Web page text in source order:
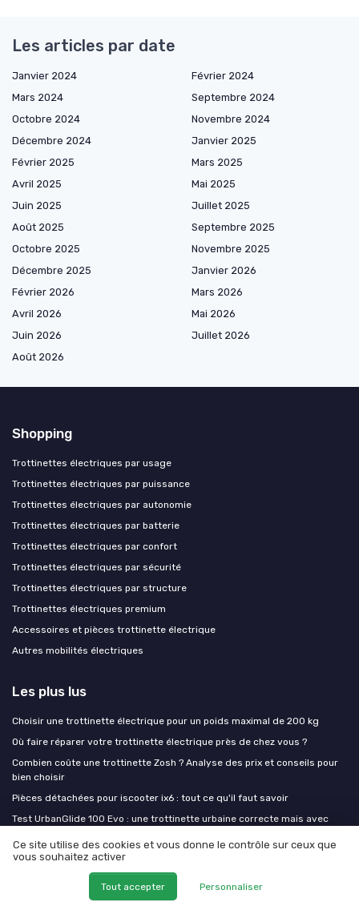
Les articles par date
Janvier 2024
Février 2024
Mars 2024
Septembre 2024
Octobre 2024
Novembre 2024
Décembre 2024
Janvier 2025
Février 2025
Mars 2025
Avril 2025
Mai 2025
Juin 2025
Juillet 2025
Août 2025
Septembre 2025
Octobre 2025
Novembre 2025
Décembre 2025
Janvier 2026
Février 2026
Mars 2026
Avril 2026
Mai 2026
Juin 2026
Juillet 2026
Août 2026
Shopping
Trottinettes électriques par usage
Trottinettes électriques par puissance
Trottinettes électriques par autonomie
Trottinettes électriques par batterie
Trottinettes électriques par confort
Trottinettes électriques par sécurité
Trottinettes électriques par structure
Trottinettes électriques premium
Accessoires et pièces trottinette électrique
Autres mobilités électriques
Les plus lus
Choisir une trottinette électrique pour un poids maximal de 200 kg
Où faire réparer votre trottinette électrique près de chez vous ?
Combien coûte une trottinette Zosh ? Analyse des prix et conseils pour
bien choisir
Pièces détachées pour iscooter ix6 : tout ce qu'il faut savoir
Test UrbanGlide 100 Evo : une trottinette urbaine correcte mais avec
Les derniers articles
Tout savoir sur la batterie de scooter électrique : technologie, durée de
Ce site utilise des cookies et vous donne le contrôle sur ceux que
vous souhaitez activer
Tout accepter Personnaliser